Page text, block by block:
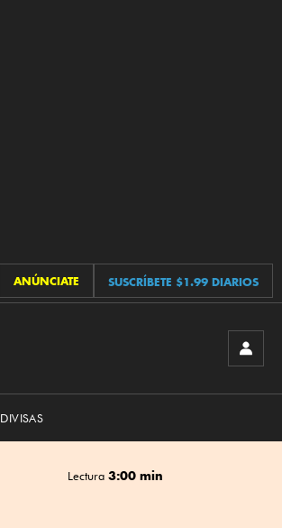
ANÚNCIATE SUSCRÍBETE $1.99 DIARIOS
DIVISAS
Lectura 3:00 min